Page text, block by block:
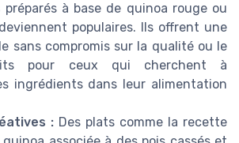
à base de quinoa rouge ou
populaires. Ils offrent une
sans compromis sur la qualité ou le
pour ceux qui cherchent à
ingrédients dans leur alimentation
: Des plats comme la recette